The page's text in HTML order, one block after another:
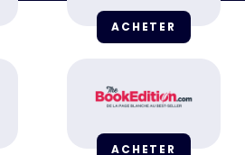
ACHETER
ACHETER